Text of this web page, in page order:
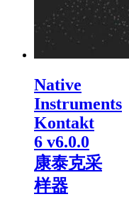
Native
Instruments
Kontakt
6 v6.0.0
康泰克采
样器